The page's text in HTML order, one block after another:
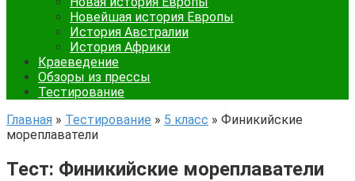
Новейшая история Европы
История Австралии
История Африки
Краеведение
Обзоры из прессы
Тестирование
Главная » Тестирование » 5 класс » Финикийские
мореплаватели
Тест: Финикийские мореплаватели